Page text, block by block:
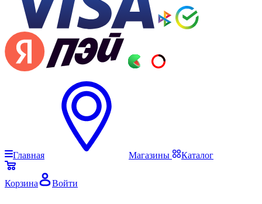
Главная Магазины Каталог
Корзина Войти